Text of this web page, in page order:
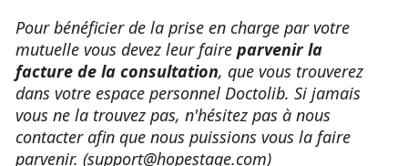
Pour bénéficier de la prise en charge par votre
mutuelle vous devez leur faire parvenir la
facture de la consultation, que vous trouverez
dans votre espace personnel Doctolib. Si jamais
vous ne la trouvez pas, n'hésitez pas à nous
contacter afin que nous puissions vous la faire
parvenir. (support@hopestage.com)